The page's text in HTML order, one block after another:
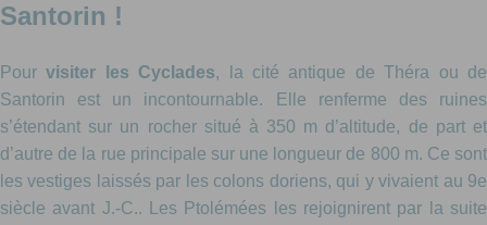
Santorin !
Pourvisiter les Cyclades, la cité antique de Théra ou de
Santorin est un incontournable. Elle renferme des ruines
s’étendant sur un rocher situé à 350 m d’altitude, de part et
d’autre de la rue principale sur une longueur de 800 m. Ce sont
les vestiges laissés par les colons doriens, qui y vivaient au 9e
siècle avant J.-C.. Les Ptolémées les rejoignirent par la suite